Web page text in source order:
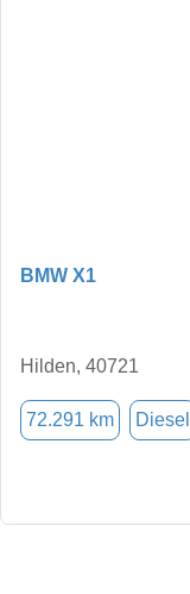
BMW X1
Hilden, 40721
72.291 km Diesel